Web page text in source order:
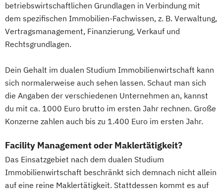
Data Science und Künstliche Intelligenz
Digital Business Management
Digitale Medien - Mediapublishing und
Gestaltung
Elektrotechnik und Informationstechnik -
Automation
Elektrotechnik und Informationstechnik -
Elektrotechnik und Informationstechnik -
Elektronik
Elektrotechnik und Informationstechnik -
Energie- und Umwelttechnik
betriebswirtschaftlichen Grundlagen in Verbindung mit
dem spezifischen Immobilien-Fachwissen, z. B. Verwaltung,
Vertragsmanagement, Finanzierung, Verkauf und
Rechtsgrundlagen.
Dein Gehalt im dualen Studium Immobilienwirtschaft kann
sich normalerweise auch sehen lassen. Schaut man sich
die Angaben der verschiedenen Unternehmen an, kannst
du mit ca. 1000 Euro brutto im ersten Jahr rechnen. Große
Konzerne zahlen auch bis zu 1.400 Euro im ersten Jahr.
Facility Management oder Maklertätigkeit?
Das Einsatzgebiet nach dem dualen Studium
Immobilienwirtschaft beschränkt sich demnach nicht allein
auf eine reine Maklertätigkeit. Stattdessen kommt es auf